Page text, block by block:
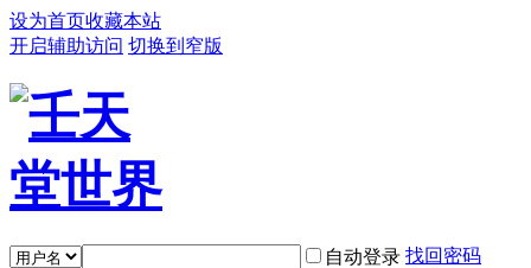
设为首页收藏本站
开启辅助访问 切换到窄版
自动登录 找回密码